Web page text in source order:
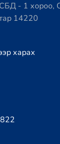
- 1 хороо,
14220
харах